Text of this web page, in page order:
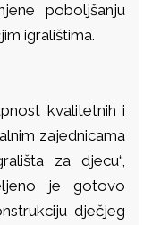
poboljšanju
igralištima.
kvalitetnih i
zajednicama
za djecu“,
je gotovo
dječjeg